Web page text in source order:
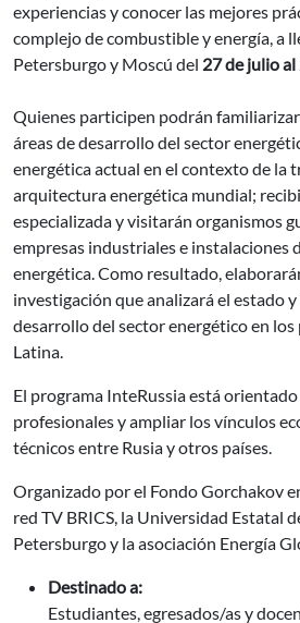
experiencias y conocer las mejores
complejo de combustible y energía, a
Petersburgo y Moscú del 27 de julio
Quienes participen podrán
áreas de desarrollo del sector
energética actual en el contexto de la
arquitectura energética mundial;
especializada y visitarán organismos
empresas industriales e instalaciones
energética. Como resultado,
investigación que analizará el estado
desarrollo del sector energético en los
Latina.
El programa InteRussia está
profesionales y ampliar los vínculos
técnicos entre Rusia y otros países.
Organizado por el Fondo Gorchakov
red TV BRICS, la Universidad Estatal
Petersburgo y la asociación Energía
Destinado a:
Estudiantes, egresados/as y